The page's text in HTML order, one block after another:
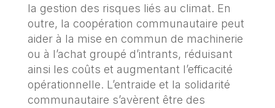
la gestion des risques liés au climat. En
outre, la coopération communautaire peut
aider à la mise en commun de machinerie
ou à l’achat groupé d’intrants, réduisant
ainsi les coûts et augmentant l’efficacité
opérationnelle. L’entraide et la solidarité
communautaire s’avèrent être des